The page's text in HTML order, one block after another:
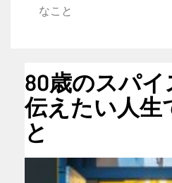
なこと
80歳のスパ
伝えたい人生
と